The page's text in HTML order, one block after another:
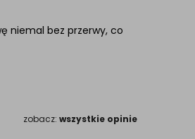
niemal bez przerwy, co
zobacz: wszystkie opinie